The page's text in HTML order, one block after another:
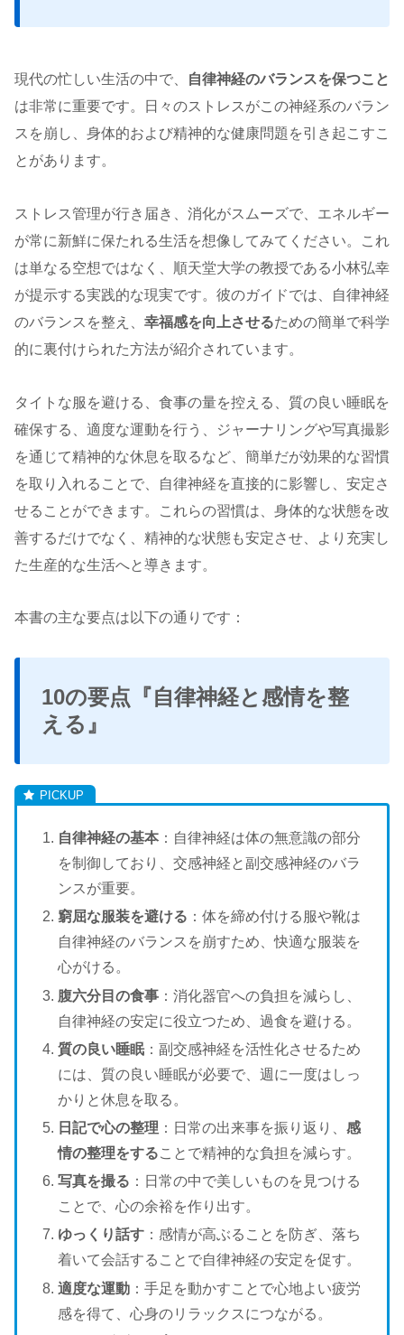
現代の忙しい生活の中で、
自律神経のバランスを保つこと
は非常に重要です。日々のストレスがこの神経系のバラン
スを崩し、身体的および精神的な健康問題を引き起こすこ
とがあります。
ストレス管理が行き届き、消化がスムーズで、エネルギー
が常に新鮮に保たれる生活を想像してみてください。これ
は単なる空想ではなく、順天堂大学の教授である小林弘幸
が提示する実践的な現実です。彼のガイドでは、自律神経
のバランスを整え、 幸福感を向上させるための簡単で科学
的に裏付けられた方法が紹介されています。
タイトな服を避ける、食事の量を控える、質の良い睡眠を
確保する、適度な運動を行う、ジャーナリングや写真撮影
を通じて精神的な休息を取るなど、簡単だが効果的な習慣
を取り入れることで、自律神経を直接的に影響し、安定さ
せることができます。これらの習慣は、身体的な状態を改
善するだけでなく、精神的な状態も安定させ、より充実し
た生産的な生活へと導きます。
本書の主な要点は以下の通りです：
10の要点『自律神経と感情を整
える』
自律神経の基本 ：自律神経は体の無意識の部分
を制御しており、交感神経と副交感神経のバラ
ンスが重要。
窮屈な服装を避ける ：体を締め付ける服や靴は
自律神経のバランスを崩すため、快適な服装を
心がける。
腹六分目の食事 ：消化器官への負担を減らし、
自律神経の安定に役立つため、過食を避ける。
質の良い睡眠 ：副交感神経を活性化させるため
には、質の良い睡眠が必要で、週に一度はしっ
かりと休息を取る。
日記で心の整理 ：日常の出来事を振り返り、感
情の整理をすることで精神的な負担を減らす。
写真を撮る ：日常の中で美しいものを見つける
ことで、心の余裕を作り出す。
ゆっくり話す ：感情が高ぶることを防ぎ、落ち
着いて会話することで自律神経の安定を促す。
適度な運動 ：手足を動かすことで心地よい疲労
感を得て、心身のリラックスにつながる。